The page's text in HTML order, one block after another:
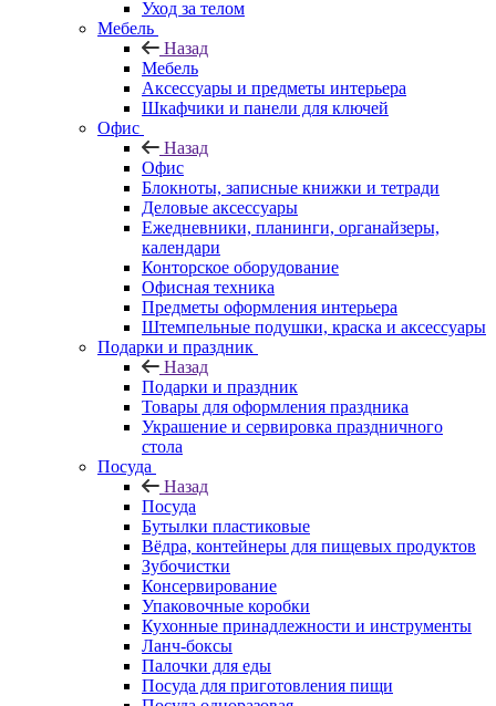
Уход за телом
Мебель
Назад
Мебель
Аксессуары и предметы интерьера
Шкафчики и панели для ключей
Офис
Назад
Офис
Блокноты, записные книжки и тетради
Деловые аксессуары
Ежедневники, планинги, органайзеры,
календари
Конторское оборудование
Офисная техника
Предметы оформления интерьера
Штемпельные подушки, краска и аксессуары
Подарки и праздник
Назад
Подарки и праздник
Товары для оформления праздника
Украшение и сервировка праздничного
стола
Посуда
Назад
Посуда
Бутылки пластиковые
Вёдра, контейнеры для пищевых продуктов
Зубочистки
Консервирование
Упаковочные коробки
Кухонные принадлежности и инструменты
Ланч-боксы
Палочки для еды
Посуда для приготовления пищи